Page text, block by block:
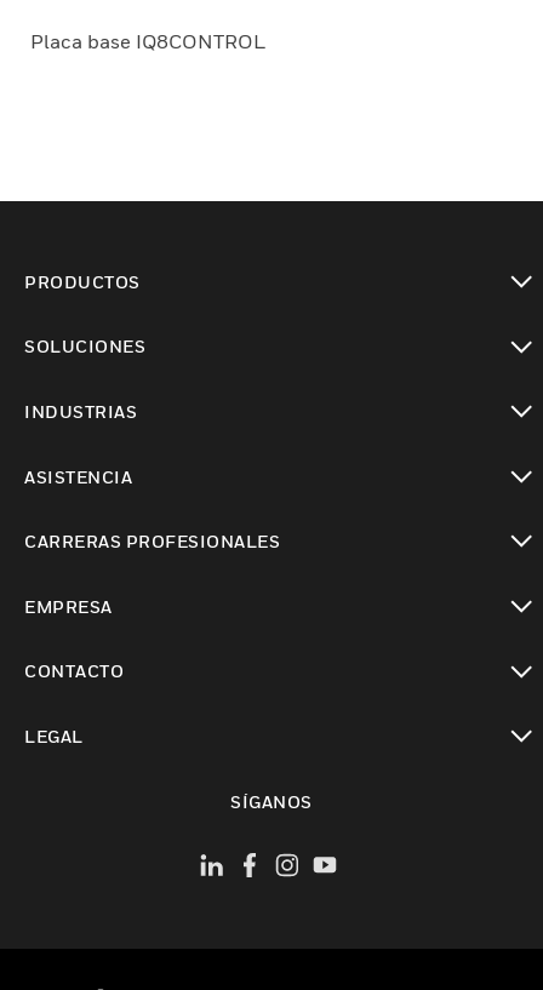
Placa base IQ8CONTROL
PRODUCTOS
SOLUCIONES
INDUSTRIAS
ASISTENCIA
CARRERAS PROFESIONALES
EMPRESA
CONTACTO
LEGAL
SÍGANOS